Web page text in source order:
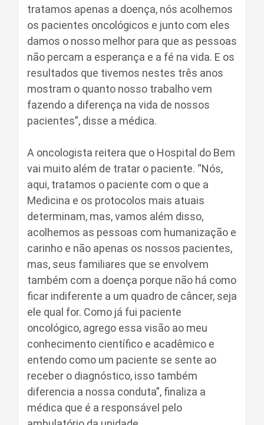
tratamos apenas a doença, nós acolhemos
os pacientes oncológicos e junto com eles
damos o nosso melhor para que as pessoas
não percam a esperança e a fé na vida. E os
resultados que tivemos nestes três anos
mostram o quanto nosso trabalho vem
fazendo a diferença na vida de nossos
pacientes”, disse a médica.
A oncologista reitera que o Hospital do Bem
vai muito além de tratar o paciente. “Nós,
aqui, tratamos o paciente com o que a
Medicina e os protocolos mais atuais
determinam, mas, vamos além disso,
acolhemos as pessoas com humanização e
carinho e não apenas os nossos pacientes,
mas, seus familiares que se envolvem
também com a doença porque não há como
ficar indiferente a um quadro de câncer, seja
ele qual for. Como já fui paciente
oncológico, agrego essa visão ao meu
conhecimento científico e acadêmico e
entendo como um paciente se sente ao
receber o diagnóstico, isso também
diferencia a nossa conduta”, finaliza a
médica que é a responsável pelo